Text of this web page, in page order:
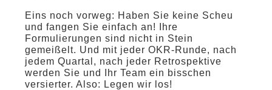
Eins noch vorweg: Haben Sie keine Scheu
und fangen Sie einfach an! Ihre
Formulierungen sind nicht in Stein
gemeißelt. Und mit jeder OKR-Runde, nach
jedem Quartal, nach jeder Retrospektive
werden Sie und Ihr Team ein bisschen
versierter. Also: Legen wir los!